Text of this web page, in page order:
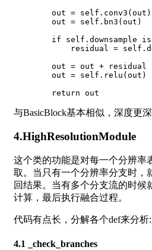
        out
= self . conv3 (out )
        out
= self . bn3 (out )
if self . downsample is
            residual
= self .
        out
= out + residual
        out
= self . relu (out )
return
与BasicBlock基本相似，深度更深
4.HighResolutionModule
这个类的功能是对每一个分辨率
取。当只有一个分辨率分支时，
回结果。当有多个分支流的时候
计算，最后执行融合过程。
代码有点长，分解各个def来分析:
4.1 _check_branches